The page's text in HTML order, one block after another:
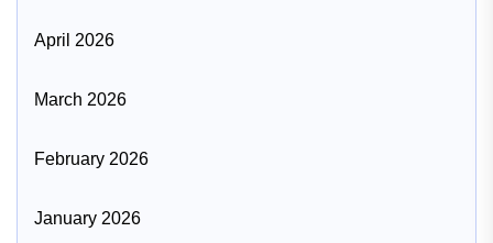
April 2026
March 2026
February 2026
January 2026